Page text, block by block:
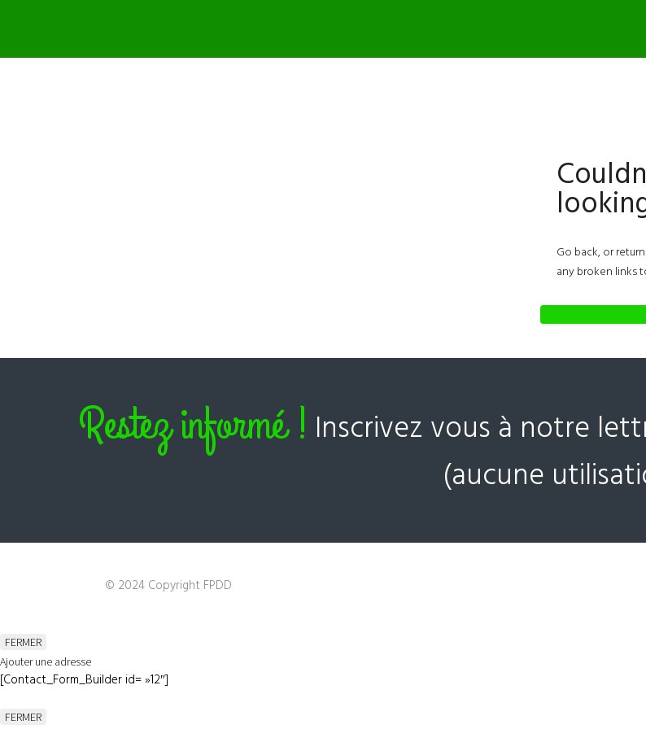
Go back, or
any broken links
Restez informé ! Inscrivez vous à notre
(aucune
© 2024 Copyright FPDD
FERMER
Ajouter une adresse
[Contact_Form_Builder id= »12″]
FERMER